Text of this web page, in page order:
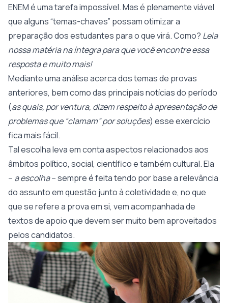
ENEM é uma tarefa impossível. Mas é plenamente viável
que alguns “temas-chaves” possam otimizar a
preparação dos estudantes para o que virá. Como? Leia
nossa matéria na íntegra para que você encontre essa
resposta e muito mais!
Mediante uma análise acerca dos temas de provas
anteriores, bem como das principais notícias do período
(as quais, por ventura, dizem respeito à apresentação de
problemas que “clamam” por soluções) esse exercício
fica mais fácil.
Tal escolha leva em conta aspectos relacionados aos
âmbitos político, social, científico e também cultural. Ela
– a escolha– sempre é feita tendo por base a relevância
do assunto em questão junto à coletividade e, no que
que se refere a prova em si, vem acompanhada de
textos de apoio que devem ser muito bem aproveitados
pelos candidatos.